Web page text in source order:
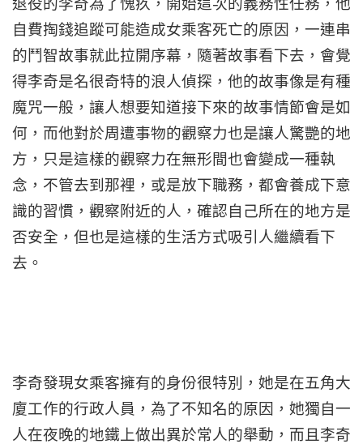
退役的李奇為了愧疚，開始這次的義務性任務，他
自費掏錢追蹤可能造成女乘客死亡的原因，一連串
的鬥智故事就此拉開序幕，隨著故事看下去，會覺
得李奇是名很奇特的浪人偵探，他的故事像是有種
魔咒一般，讓人想要知道接下來的故事情節會是如
何，而他對於周遭事物的觀察力也是讓人驚艷的地
方，只是這樣的觀察力在無形間也會變成一種執
念，不管去到那裡，或是放下職務，都會養成下意
識的習慣，觀察附近的人，確認自己所在的地方是
否安全，但也是這樣的生活方式吸引人繼續看下
去。
李奇發現女乘客擁有的身份很特別，她是在五角大
廈工作的行政人員，為了不知名的原因，她獨自一
人在夜晚的地鐵上做出異於常人的舉動，而且李奇